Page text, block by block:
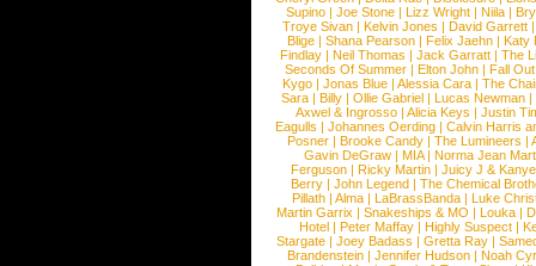
Supino |Joe Stone |Lizz Wright |Niila |
Troye Sivan | Kelvin Jones | David Garrett
Blige | Shana Pearson | Felix Jaehn | Katy
Findlay |Neil Thomas |Jack Garratt |The
Seconds Of Summer |Elton John |Fall
Kygo |Jonas Blue |Alessia Cara |The
Sara |Billy |Ollie Gabriel |Lucas Newman |
Axwel & Ingrosso | Alicia Keys | Justin
Eagulls |Johannes Oerding |Calvin Harris
Posner |Brooke Candy |The Lumineers |
Gavin DeGraw | MIA| Norma Jean
Ferguson | Ricky Martin | Juicy J &
Berry | John Legend | The Chemical
Pillath |Alma |LaBrassBanda |Luke
Martin Garrix | Snakeships & MO | Louka |
Hotel | Peter Maffay | Highly Suspect |
Stargate |Joey Badass |Gretta Ray |
Brandenstein |Jennifer Hudson |Noah